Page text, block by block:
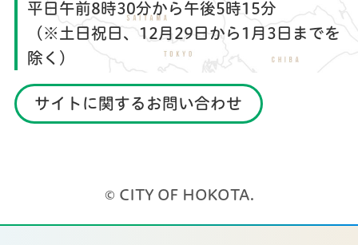
平日午前8時30分から午後5時15分
（※土日祝日、12月29日から1月3日までを
除く）
サイトに関するお問い合わせ
© CITY OF HOKOTA.